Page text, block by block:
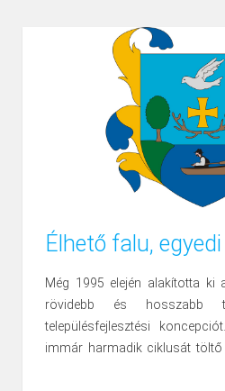
18.00 – Megnyitó, Köszöntő:
18.15 – Tiszafüred
18.45 – A hevesi Eszter Szalon
tiszanánai gyerekek
19.00 – Vacsora
20.00 – Zene Csuhai Gábor
Tánc
Büfé
A belépőjegy ára 2.200 Ft.
magába.
Élhető falu,
Még 1995 elején alakította ki
rövidebb és
településfejlesztési
immár harmadik ciklusát